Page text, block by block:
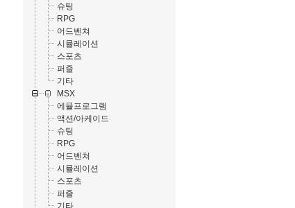
슈팅
RPG
어드벤쳐
시뮬레이션
스포츠
퍼즐
기타
MSX
에뮬프로그램
액션/아케이드
슈팅
RPG
어드벤쳐
시뮬레이션
스포츠
퍼즐
기타